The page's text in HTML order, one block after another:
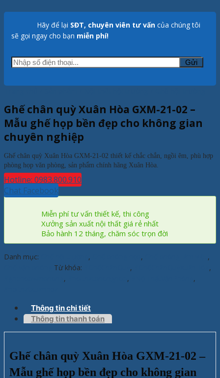
Hãy để lại SĐT, chuyên viên tư vấn của chúng tôi
sẽ gọi ngay cho bạn miễn phí!
Ghế chân quỳ Xuân Hòa GXM-21-02 –
Mẫu ghế họp bền đẹp cho không gian
chuyên nghiệp
Ghế chân quỳ Xuân Hòa GXM-21-02 thiết kế chắc chắn, ngồi êm, phù hợp
phòng họp văn phòng, sản phẩm chính hãng Xuân Hòa.
Hotline: 0983.800.910
Chat Facebook
Miễn phí tư vấn thiết kế, thi công
Xưởng sản xuất nội thất giá rẻ nhất
Bảo hành 12 tháng, chăm sóc trọn đời
Danh mục: , ,
,
Từ khóa: ,
,
, ,
,
Thông tin chi tiết
Thông tin thanh toán
Ghế chân quỳ Xuân Hòa GXM-21-02 –
Mẫu ghế họp bền đẹp cho không gian